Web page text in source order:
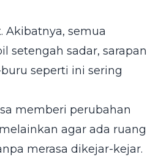
Akibatnya, semua
setengah sadar, sarapan
seperti ini sering
memberi perubahan
agar ada ruang
merasa dikejar-kejar.